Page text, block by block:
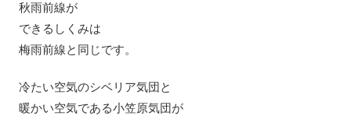
秋雨前線が
できるしくみは
梅雨前線と同じです。
冷たい空気のシベリア気団と
暖かい空気である小笠原気団が